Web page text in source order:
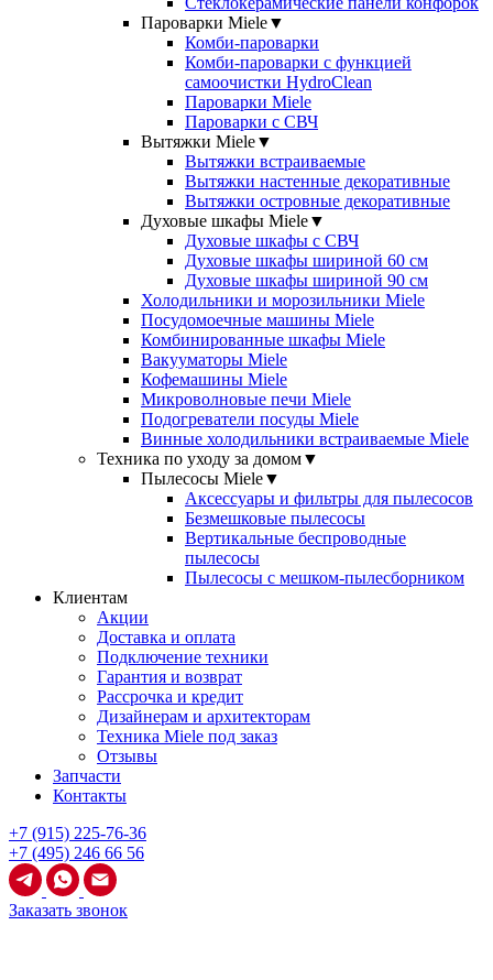
Пароварки Miele▼
Комби-пароварки
Комби-пароварки с функцией
самоочистки HydroClean
Пароварки Miele
Пароварки с СВЧ
Вытяжки Miele▼
Вытяжки встраиваемые
Вытяжки настенные декоративные
Вытяжки островные декоративные
Духовые шкафы Miele▼
Духовые шкафы с СВЧ
Духовые шкафы шириной 60 см
Духовые шкафы шириной 90 см
Холодильники и морозильники Miele
Посудомоечные машины Miele
Комбинированные шкафы Miele
Вакууматоры Miele
Кофемашины Miele
Микроволновые печи Miele
Подогреватели посуды Miele
Винные холодильники встраиваемые Miele
Техника по уходу за домом▼
Пылесосы Miele▼
Аксессуары и фильтры для пылесосов
Безмешковые пылесосы
Вертикальные беспроводные
пылесосы
Пылесосы с мешком-пылесборником
Клиентам
Акции
Доставка и оплата
Подключение техники
Гарантия и возврат
Рассрочка и кредит
Дизайнерам и архитекторам
Техника Miele под заказ
Отзывы
Запчасти
Контакты
+7 (915) 225-76-36
+7 (495) 246 66 56
Заказать звонок